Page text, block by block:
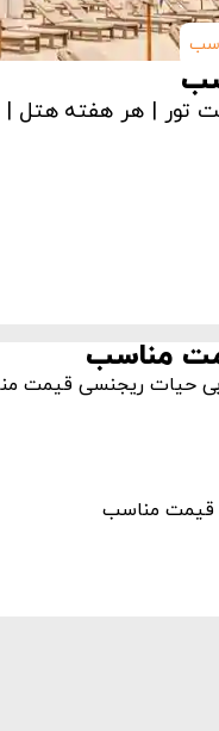
تور | هر هفته هتل | 3 ستاره ، 4 ستاره ، 5 ستاره
مناسب
دبی حیات ریجنسی قیمت
قیمت مناسب